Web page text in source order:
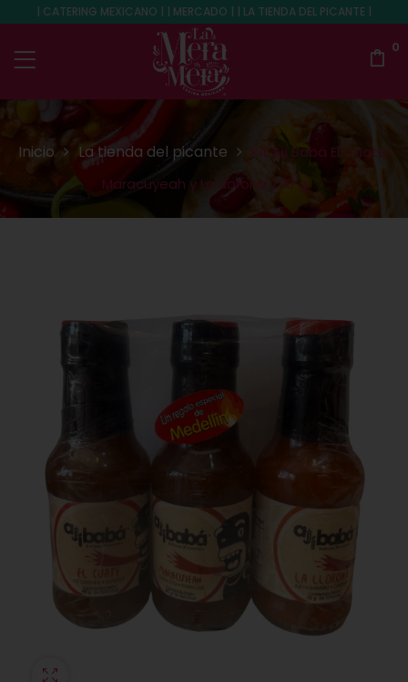
| CATERING MEXICANO | | MERCADO | | LA TIENDA DEL PICANTE |
0
Inicio La tienda del picante
Kit Ají Babá El Cuate,
Maracuyeah y La Llorona 270 g